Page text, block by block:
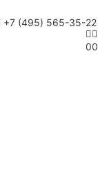
+7 (495) 565-35-22
00